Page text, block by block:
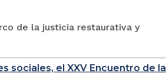
de la justicia restaurativa y
sociales, el XXV Encuentro de la